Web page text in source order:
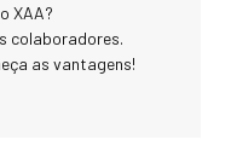
XAA?
colaboradores.
as vantagens!